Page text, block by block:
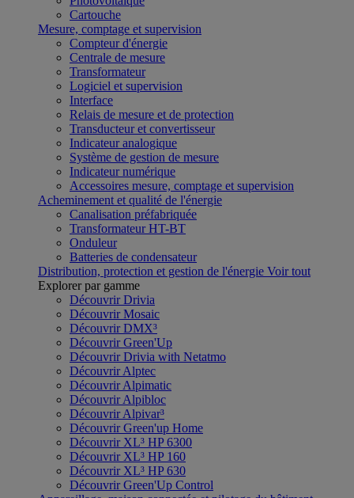
Cartouche
Mesure, comptage et supervision
Compteur d'énergie
Centrale de mesure
Transformateur
Logiciel et supervision
Interface
Relais de mesure et de protection
Transducteur et convertisseur
Indicateur analogique
Système de gestion de mesure
Indicateur numérique
Accessoires mesure, comptage et supervision
Acheminement et qualité de l'énergie
Canalisation préfabriquée
Transformateur HT-BT
Onduleur
Batteries de condensateur
Distribution, protection et gestion de l'énergie Voir tout
Explorer par gamme
Découvrir Drivia
Découvrir Mosaic
Découvrir DMX³
Découvrir Green'Up
Découvrir Drivia with Netatmo
Découvrir Alptec
Découvrir Alpimatic
Découvrir Alpibloc
Découvrir Alpivar³
Découvrir Green'up Home
Découvrir XL³ HP 6300
Découvrir XL³ HP 160
Découvrir XL³ HP 630
Découvrir Green'Up Control